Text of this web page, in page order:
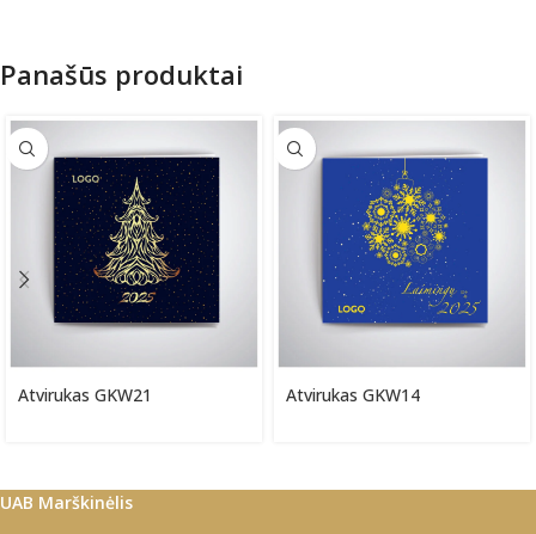
Panašūs produktai
Atvirukas GKW21 Atvirukas GKW14
UAB Marškinėlis